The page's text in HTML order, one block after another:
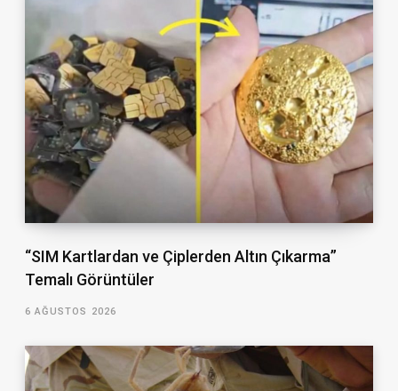
“SIM Kartlardan ve Çiplerden Altın Çıkarma”
Temalı Görüntüler
6 AĞUSTOS 2026